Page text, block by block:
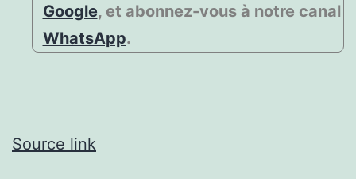
Google, et abonnez-vous à notre canal
WhatsApp.
Source link